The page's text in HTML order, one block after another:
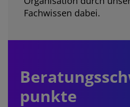
Fachwissen dabei.
punkte